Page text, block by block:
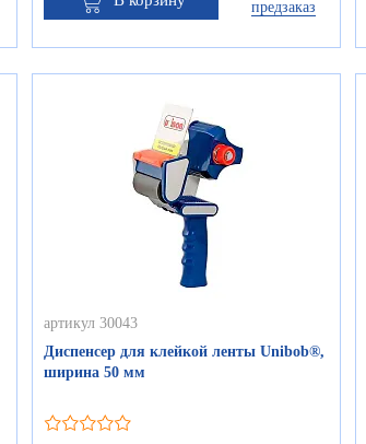
предзаказ
артикул 30043
Диспенсер для клейкой ленты Unibob®,
ширина 50 мм